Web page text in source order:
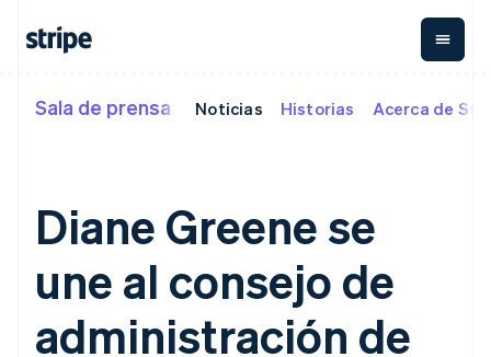
Pagos
electrónicos
Managed
Payments
Solución para
comerciantes
Pagos sin
necesidad de
Ingresos
Metronome
Cobro por
consumo
Suscripciones
suscripciones
Gestión del
empresa
Transferencias
Capital
Por etapa
Comercio agéntico
Criptomoneda
E-commerce
Documentación
Librerías y SDK
Stripe Apps
Guías
Aprender
Soporte
Obtener soporte
Planes de soporte
Sala de prensa Noticias Historias Acerca de
Diane Greene se
une al consejo de
administración de
Dinamarca
English
English
España
Estados Unidos
English Español 简体中文
Estonia
English